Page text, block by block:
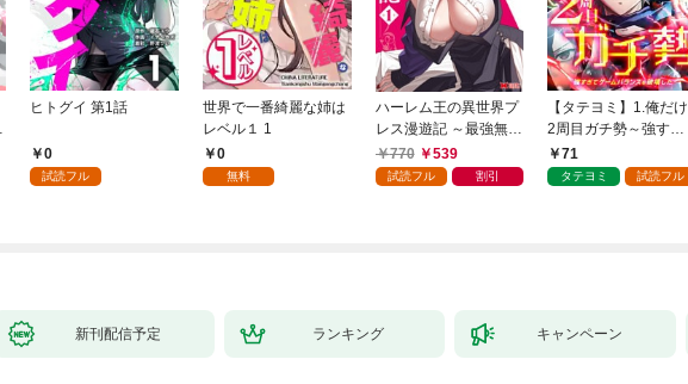
ヒトグイ 第1話
0
試読フル
世界で一番綺麗な姉は
レベル１ 1
0
無料
ハーレム王の異世界プ
レス漫遊記 ～最強無双
のおじさんはあらゆる
種族を嫁にする～（コ
770 539
試読フル 割引
【タテヨミ】1.俺だけ
2周目ガチ勢～強すぎ
てゲームバランスを破
壊した～
71
タテヨミ 試読フル
新刊配信予定 ランキング キャンペーン